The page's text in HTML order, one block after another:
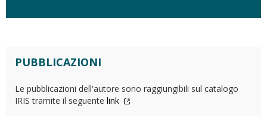
PUBBLICAZIONI
Le pubblicazioni dell'autore sono raggiungibili sul catalogo
IRIS tramite il seguente link